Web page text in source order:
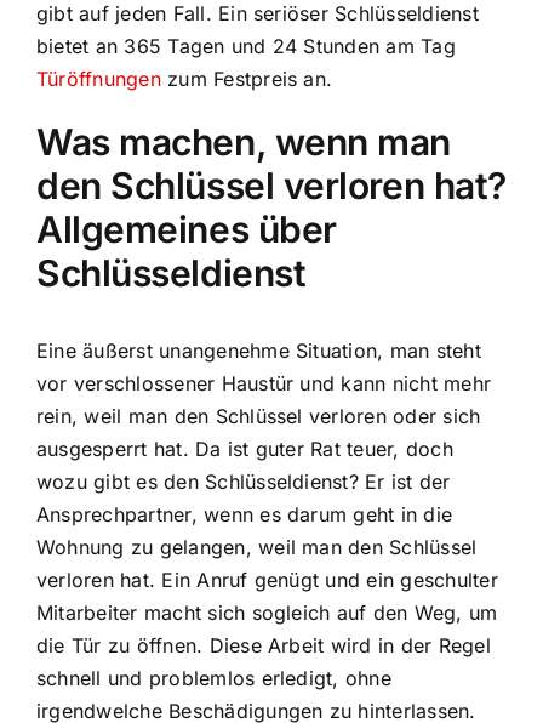
gibt auf jeden Fall. Ein seriöser Schlüsseldienst
bietet an 365 Tagen und 24 Stunden am Tag
Türöffnungenzum Festpreis an.
Was machen, wenn man
den Schlüssel verloren hat?
Allgemeines über
Schlüsseldienst
Eine äußerst unangenehme Situation, man steht
vor verschlossener Haustür und kann nicht mehr
rein, weil man den Schlüssel verloren oder sich
ausgesperrt hat. Da ist guter Rat teuer, doch
wozu gibt es den Schlüsseldienst? Er ist der
Ansprechpartner, wenn es darum geht in die
Wohnung zu gelangen, weil man den Schlüssel
verloren hat. Ein Anruf genügt und ein geschulter
Mitarbeiter macht sich sogleich auf den Weg, um
die Tür zu öffnen. Diese Arbeit wird in der Regel
schnell und problemlos erledigt, ohne
irgendwelche Beschädigungen zu hinterlassen.